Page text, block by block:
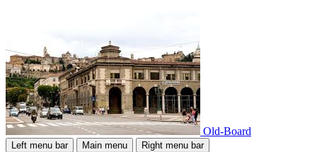
Old-Board
Left menu bar Main menu Right menu bar